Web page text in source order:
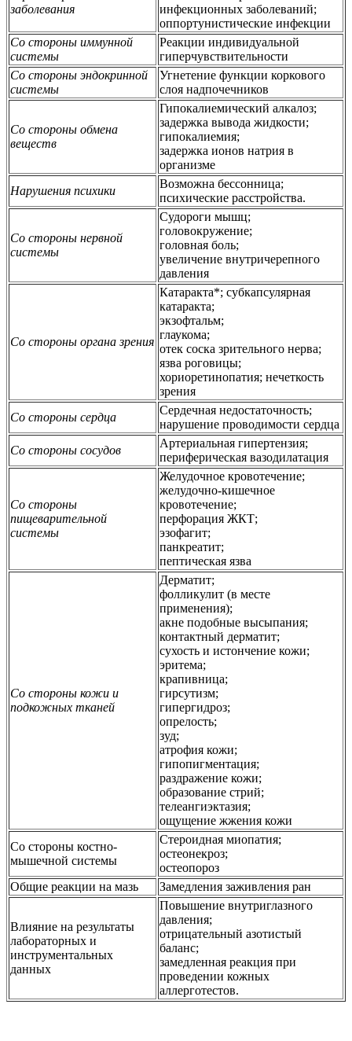
заболевания
инфекционных заболеваний;
оппортунистические инфекции
Со стороны иммунной
системы
Реакции индивидуальной
гиперчувствительности
Со стороны эндокринной
системы
Угнетение функции коркового
слоя надпочечников
Со стороны обмена
веществ
Гипокалиемический алкалоз;
задержка вывода жидкости;
гипокалиемия;
задержка ионов натрия в
организме
Нарушения психики
Возможна бессонница;
психические расстройства.
Со стороны нервной
системы
Судороги мышц;
головокружение;
головная боль;
увеличение внутричерепного
давления
Со стороны органа зрения
Катаракта*; субкапсулярная
катаракта;
экзофтальм;
глаукома;
отек соска зрительного нерва;
язва роговицы;
хориоретинопатия; нечеткость
зрения
Со стороны сердца
Сердечная недостаточность;
нарушение проводимости сердца
Со стороны сосудов
Артериальная гипертензия;
периферическая вазодилатация
Со стороны
пищеварительной
системы
Желудочное кровотечение;
желудочно-кишечное
кровотечение;
перфорация ЖКТ;
эзофагит;
панкреатит;
пептическая язва
Со стороны кожи и
подкожных тканей
Дерматит;
фолликулит (в месте
применения);
акне подобные высыпания;
контактный дерматит;
сухость и истончение кожи;
эритема;
крапивница;
гирсутизм;
гипергидроз;
опрелость;
зуд;
атрофия кожи;
гипопигментация;
раздражение кожи;
образование стрий;
телеангиэктазия;
ощущение жжения кожи
Со стороны костно-
мышечной системы
Стероидная миопатия;
остеонекроз;
остеопороз
Общие реакции на мазь
Замедления заживления ран
Влияние на результаты
лабораторных и
инструментальных
данных
Повышение внутриглазного
давления;
отрицательный азотистый
баланс;
замедленная реакция при
проведении кожных
аллерготестов.